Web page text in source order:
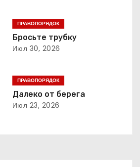
ПРАВОПОРЯДОК
Бросьте трубку
Июл 30, 2026
ПРАВОПОРЯДОК
Далеко от берега
Июл 23, 2026